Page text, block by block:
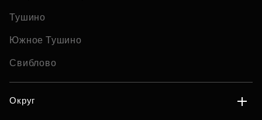
Тушино
Южное Тушино
Свиблово
Округ